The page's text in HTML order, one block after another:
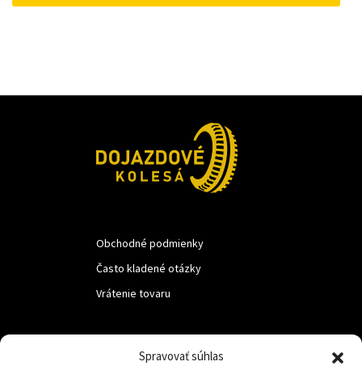
Spravovať súhlas
Obchodné podmienky
Často kladené otázky
Vrátenie tovaru